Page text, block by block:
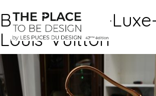
Brocante-de-
Louis-Vuitton